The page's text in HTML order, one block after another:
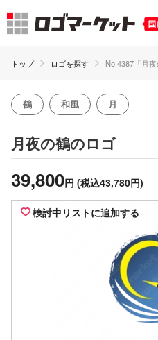
トップ ロゴを探す No.4387「月夜
鶴 和風 月
月夜の鶴のロゴ
39,800円 (税込43,780円)
検討中リストに追加する